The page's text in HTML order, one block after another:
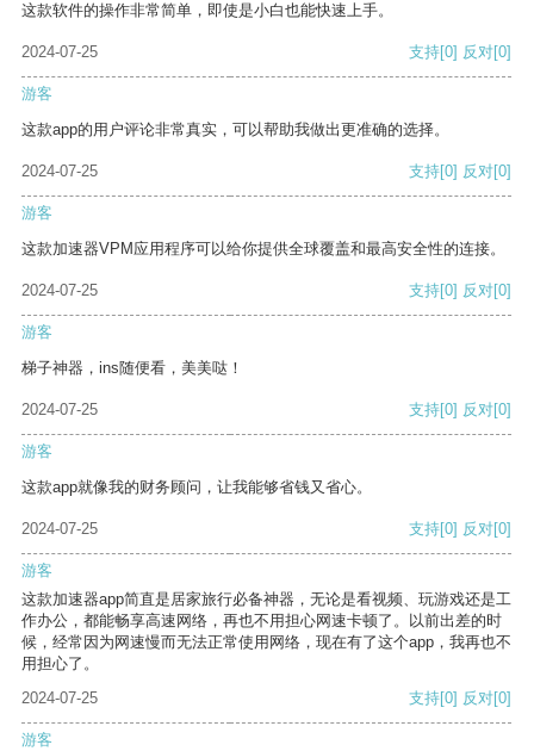
这款软件的操作非常简单，即使是小白也能快速上手。
2024-07-25 支持[0] 反对[0]
游客
这款app的用户评论非常真实，可以帮助我做出更准确的选择。
2024-07-25 支持[0] 反对[0]
游客
这款加速器VPM应用程序可以给你提供全球覆盖和最高安全性的连接。
2024-07-25 支持[0] 反对[0]
游客
梯子神器，ins随便看，美美哒！
2024-07-25 支持[0] 反对[0]
游客
这款app就像我的财务顾问，让我能够省钱又省心。
2024-07-25 支持[0] 反对[0]
游客
这款加速器app简直是居家旅行必备神器，无论是看视频、玩游戏还是工
作办公，都能畅享高速网络，再也不用担心网速卡顿了。以前出差的时
候，经常因为网速慢而无法正常使用网络，现在有了这个app，我再也不
用担心了。
2024-07-25
支持[0] 反对[0]
游客